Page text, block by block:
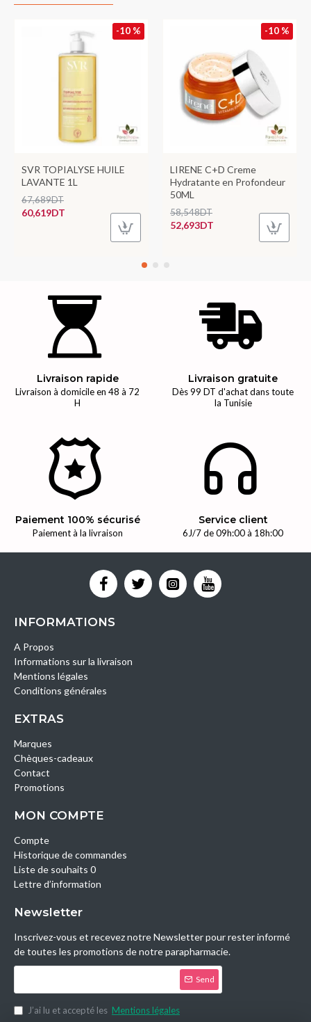
-10 %
SVR TOPIALYSE HUILE
LAVANTE 1L
60,619DT
67,689DT
-10 %
LIRENE C+D Creme
Hydratante en Profondeur
50ML
52,693DT
58,548DT
Livraison rapide
Livraison à domicile en 48 à 72
H
Livraison gratuite
Dès 99 DT d'achat dans toute
la Tunisie
Paiement 100% sécurisé
Paiement à la livraison
Service client
6J/7 de 09h:00 à 18h:00
INFORMATIONS
A Propos
Informations sur la livraison
Mentions légales
Conditions générales
EXTRAS
Marques
Chèques-cadeaux
Contact
Promotions
MON COMPTE
Compte
Historique de commandes
Liste de souhaits 0
Lettre d’information
Newsletter
Inscrivez-vous et recevez notre Newsletter pour rester informé
de toutes les promotions de notre parapharmacie.
Send
J’ai lu et accepté les Mentions légales